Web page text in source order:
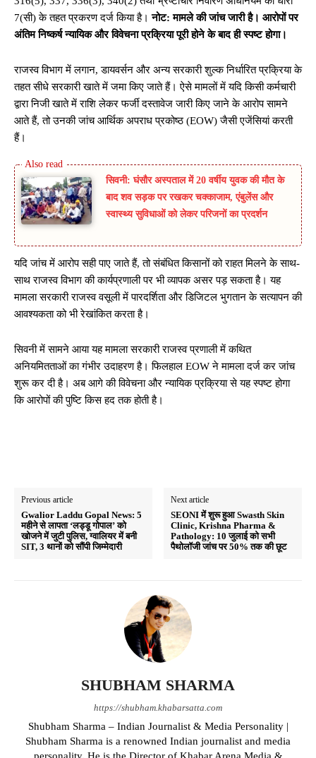
7(सी) के तहत प्रकरण दर्ज किया है।नोट: मामले की जांच जारी है। आरोपों पर
अंतिम निष्कर्ष न्यायिक और विवेचना प्रक्रिया पूरी होने के बाद ही स्पष्ट होगा।
राजस्व विभाग में लगान, डायवर्सन और अन्य सरकारी शुल्क निर्धारित प्रक्रिया के
तहत सीधे सरकारी खाते में जमा किए जाते हैं। ऐसे मामलों में यदि किसी कर्मचारी
द्वारा निजी खाते में राशि लेकर फर्जी दस्तावेज जारी किए जाने के आरोप सामने
आते हैं, तो उनकी जांच आर्थिक अपराध प्रकोष्ठ (EOW) जैसी एजेंसियां करती
हैं।
सिवनी: घंसौर अस्पताल में 20 वर्षीय युवक की मौत के
बाद शव सड़क पर रखकर चक्काजाम, एंबुलेंस और
स्वास्थ्य सुविधाओं को लेकर परिजनों का प्रदर्शन
यदि जांच में आरोप सही पाए जाते हैं, तो संबंधित किसानों को राहत मिलने के साथ-
साथ राजस्व विभाग की कार्यप्रणाली पर भी व्यापक असर पड़ सकता है। यह
मामला सरकारी राजस्व वसूली में पारदर्शिता और डिजिटल भुगतान के सत्यापन की
आवश्यकता को भी रेखांकित करता है।
सिवनी में सामने आया यह मामला सरकारी राजस्व प्रणाली में कथित
अनियमितताओं का गंभीर उदाहरण है। फिलहाल EOW ने मामला दर्ज कर जांच
शुरू कर दी है। अब आगे की विवेचना और न्यायिक प्रक्रिया से यह स्पष्ट होगा
कि आरोपों की पुष्टि किस हद तक होती है।
Previous article
Gwalior Laddu Gopal News: 5
महीने से लापता ‘लड्डू गोपाल’ को
खोजने में जुटी पुलिस, ग्वालियर में बनी
SIT, 3 थानों को सौंपी जिम्मेदारी
Next article
SEONI में शुरू हुआ Swasth Skin
Clinic, Krishna Pharma &
Pathology: 10 जुलाई को सभी
पैथोलॉजी जांच पर 50% तक की छूट
SHUBHAM SHARMA
https://shubham.khabarsatta.com
Shubham Sharma – Indian Journalist & Media Personality |
Shubham Sharma is a renowned Indian journalist and media